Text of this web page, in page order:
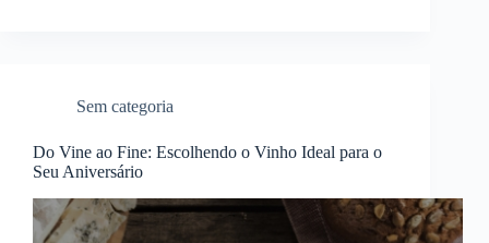
Sem categoria
Do Vine ao Fine: Escolhendo o Vinho Ideal para o
Seu Aniversário